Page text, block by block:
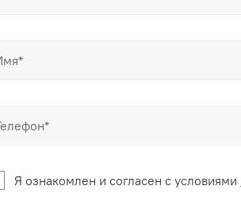
Я ознакомлен и согласен c условиями